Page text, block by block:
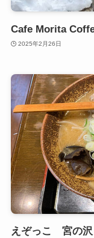
Cafe Morita
2025年2月26日
えぞっこ 宮の